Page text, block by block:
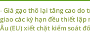
- Giá gạo thô lại tăng cao do
giao các kỳ hạn đều thiết lập
Âu (EU) xiết chặt kiểm soát